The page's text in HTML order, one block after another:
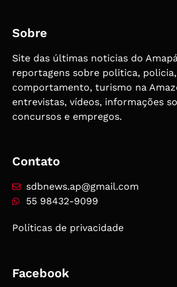
Sobre
Site das últimas noticias do
reportagens sobre politica, policia,
comportamento, turismo na
entrevistas, vídeos, informações
concursos e empregos.
Contato
sdbnews.ap@gmail.com
55 98432-9099
Políticas de privacidade
Facebook